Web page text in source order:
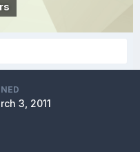
3, 2011